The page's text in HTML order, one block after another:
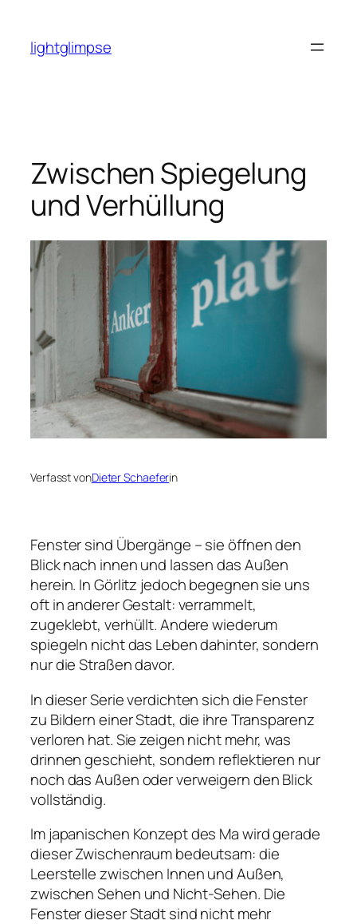
springen
lightglimpse
Zwischen Spiegelung
und Verhüllung
Verfasst vonDieter Schaeferin
Fenster sind Übergänge – sie öffnen den
Blick nach innen und lassen das Außen
herein. In Görlitz jedoch begegnen sie uns
oft in anderer Gestalt: verrammelt,
zugeklebt, verhüllt. Andere wiederum
spiegeln nicht das Leben dahinter, sondern
nur die Straßen davor.
In dieser Serie verdichten sich die Fenster
zu Bildern einer Stadt, die ihre Transparenz
verloren hat. Sie zeigen nicht mehr, was
drinnen geschieht, sondern reflektieren nur
noch das Außen oder verweigern den Blick
vollständig.
Im japanischen Konzept des Ma wird gerade
dieser Zwischenraum bedeutsam: die
Leerstelle zwischen Innen und Außen,
zwischen Sehen und Nicht-Sehen. Die
Fenster dieser Stadt sind nicht mehr